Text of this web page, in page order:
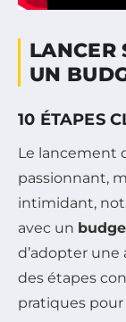
LANCER
UN
10 ÉTAPES
Le lancement
passionnant,
intimidant,
avec un
d’adopter
des étapes
pratiques